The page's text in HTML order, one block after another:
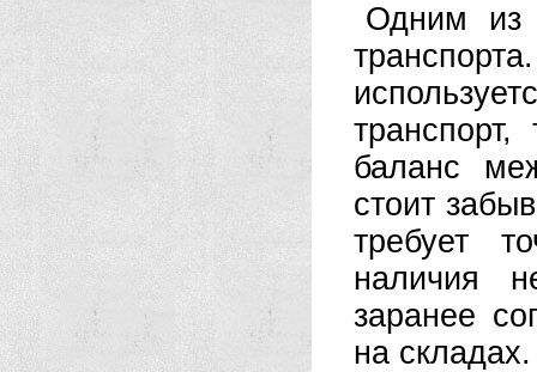
Одним из
баланс
стоит
требует
наличия
заранее
на складах.